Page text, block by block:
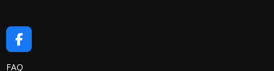
F
A
C
FAQ